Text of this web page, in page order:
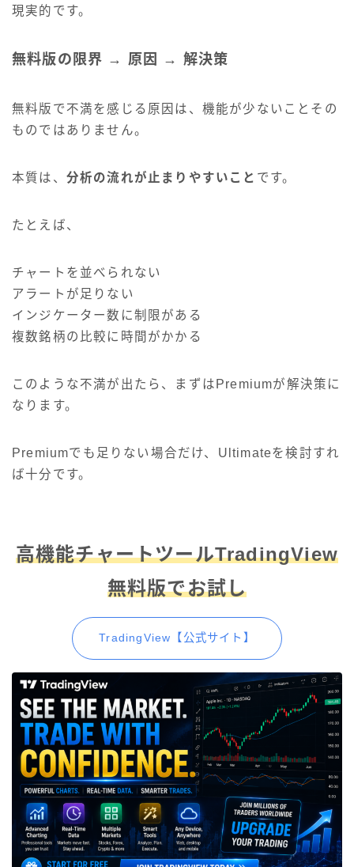
現実的です。
無料版の限界 → 原因 → 解決策
無料版で不満を感じる原因は、機能が少ないことその
ものではありません。
本質は、 分析の流れが止まりやすいこと です。
たとえば、
チャートを並べられない
アラートが足りない
インジケーター数に制限がある
複数銘柄の比較に時間がかかる
このような不満が出たら、まずはPremiumが解決策に
なります。
Premiumでも足りない場合だけ、Ultimateを検討すれ
ば十分です。
高機能チャートツールTradingView
無料版でお試し
TradingView【公式サイト】